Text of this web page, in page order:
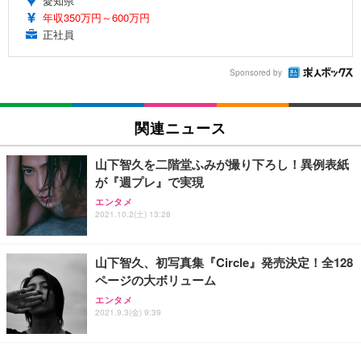
年収350万円～600万円
正社員
Sponsored by
関連ニュース
山下智久を二階堂ふみが撮り下ろし！異例表紙
が『週プレ』で実現
エンタメ
2021.10.2(土) 13:28
山下智久、初写真集『Circle』発売決定！全128
ページの大ボリューム
エンタメ
2021.9.3(金) 9:39